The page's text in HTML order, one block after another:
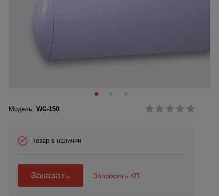
Модель: WG-150
Товар в наличии
Заказать Запросить КП